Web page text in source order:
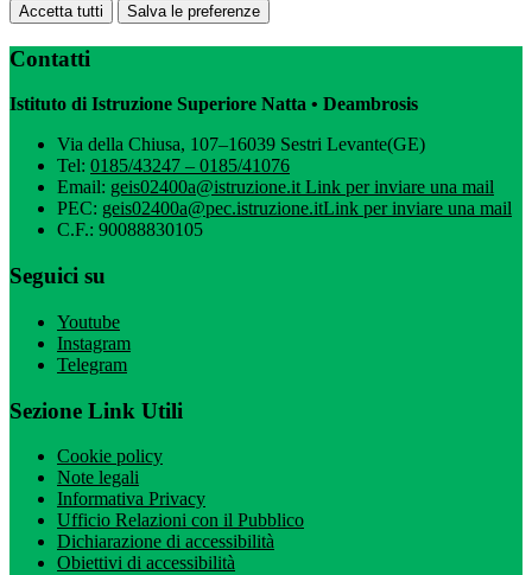
Accetta tutti Salva le preferenze
Contatti
Istituto di Istruzione Superiore Natta • Deambrosis
Via della Chiusa, 107–16039 Sestri Levante(GE)
Tel: 0185/43247 – 0185/41076
Email: geis02400a@istruzione.itLink per inviare una mail
PEC: geis02400a@pec.istruzione.itLink per inviare una mail
C.F.: 90088830105
Seguici su
Youtube
Instagram
Telegram
Sezione Link Utili
Cookie policy
Note legali
Informativa Privacy
Ufficio Relazioni con il Pubblico
Dichiarazione di accessibilità
Obiettivi di accessibilità